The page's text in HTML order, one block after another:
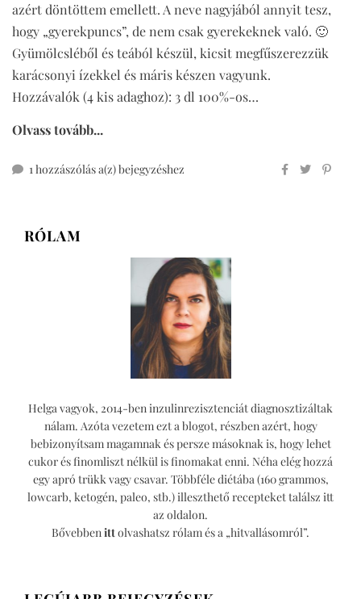
azért döntöttem emellett. A neve nagyjából annyit tesz,
hogy „gyerekpuncs”, de nem csak gyerekeknek való. 🙂
Gyümölcsléből és teából készül, kicsit megfűszerezzük
karácsonyi ízekkel és máris készen vagyunk.
Hozzávalók (4 kis adaghoz): 3 dl 100%-os…
Olvass tovább...
1 hozzászólás a(z)kinderpunsch
bejegyzéshez
RÓLAM
Helga vagyok, 2014-ben inzulinrezisztenciát diagnosztizáltak
nálam. Azóta vezetem ezt a blogot, részben azért, hogy
bebizonyítsam magamnak és persze másoknak is, hogy lehet
cukor és finomliszt nélkül is finomakat enni. Néha elég hozzá
egy apró trükk vagy csavar. Többféle diétába (160 grammos,
lowcarb, ketogén, paleo, stb.) illeszthető recepteket találsz itt
az oldalon.
Bővebben ittolvashatsz rólam és a „hitvallásomról”.